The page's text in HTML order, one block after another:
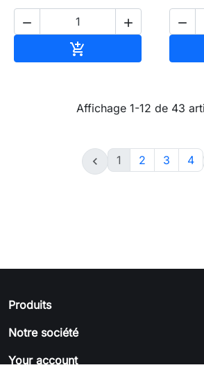
 


Affichage 1-12 de 43
 1 2 3 4
Produits
Notre société
Your account